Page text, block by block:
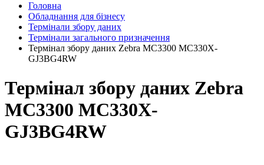
Головна
Обладнання для бізнесу
Термінали збору даних
Термінали загального призначення
Термінал збору даних Zebra MC3300 MC330X-
GJ3BG4RW
Термінал збору даних Zebra
MC3300 MC330X-
GJ3BG4RW